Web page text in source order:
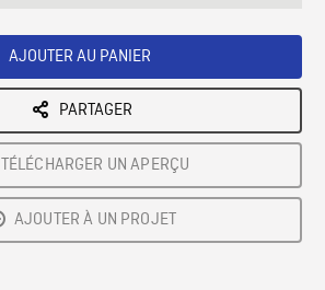
AJOUTER AU PANIER
PARTAGER
TÉLÉCHARGER UN APERÇU
AJOUTER À UN PROJET